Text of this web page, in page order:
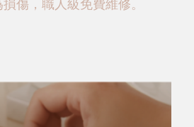
傷，職人級免費維修。